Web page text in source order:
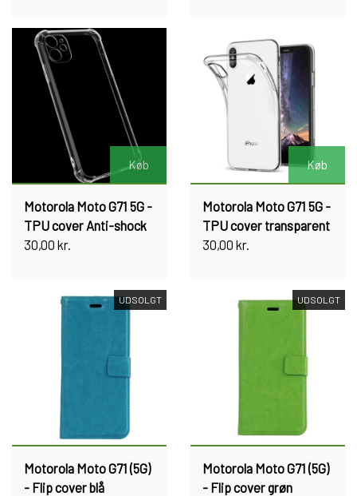
Køb
Motorola Moto G71 5G -
TPU cover Anti-shock
30,00 kr.
Køb
Motorola Moto G71 5G -
TPU cover transparent
30,00 kr.
UDSOLGT
Motorola Moto G71 (5G)
- Flip cover blå
UDSOLGT
Motorola Moto G71 (5G)
- Flip cover grøn